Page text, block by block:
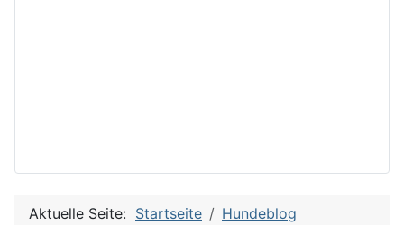
Aktuelle Seite: Startseite
Hundeblog